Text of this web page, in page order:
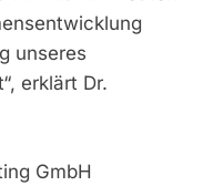
unseres
erklärt Dr.
GmbH